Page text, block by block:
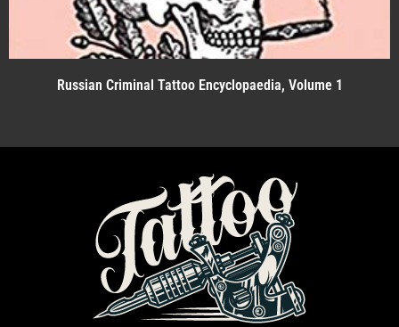
Russian Criminal Tattoo Encyclopaedia, Volume 1